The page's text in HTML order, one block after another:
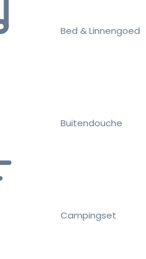
Bed & Linnengoed
Buitendouche
Campingset